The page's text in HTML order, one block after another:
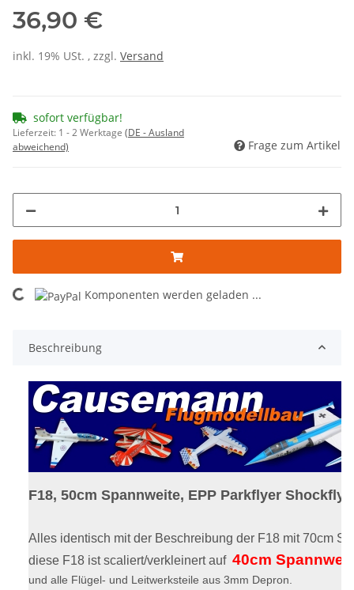
36,90 €
inkl. 19% USt. , zzgl. Versand
sofort verfügbar!
Lieferzeit: 1 - 2 Werktage (DE - Ausland
abweichend)
Frage zum Artikel
Komponenten werden geladen ...
Beschreibung
F18, 50cm Spannweite, EPP Parkflyer
Alles identisch mit der Beschreibung der F18 mit 70cm
diese F18 ist scaliert/verkleinert auf 40cm
und alle Flügel- und Leitwerksteile aus 3mm Depron.